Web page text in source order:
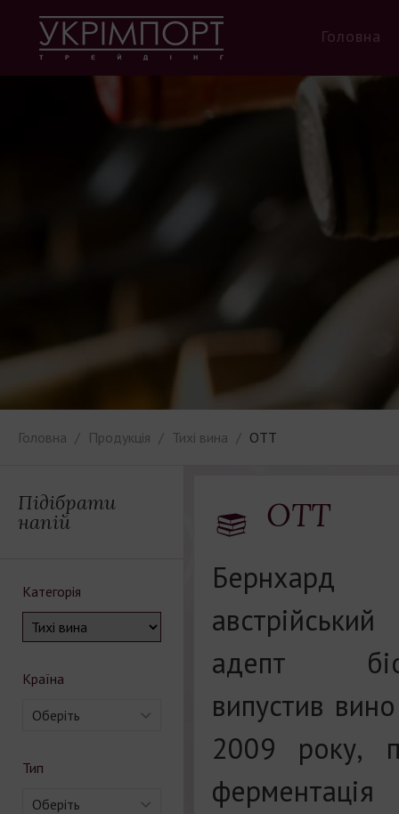
Головна
Головна Продукція Тихі вина ОTT
Підібрати
напій
Категорія
Країна
Оберіть
Тип
Оберіть
ОTT
адепт
випустив
2009 року,
ферментація